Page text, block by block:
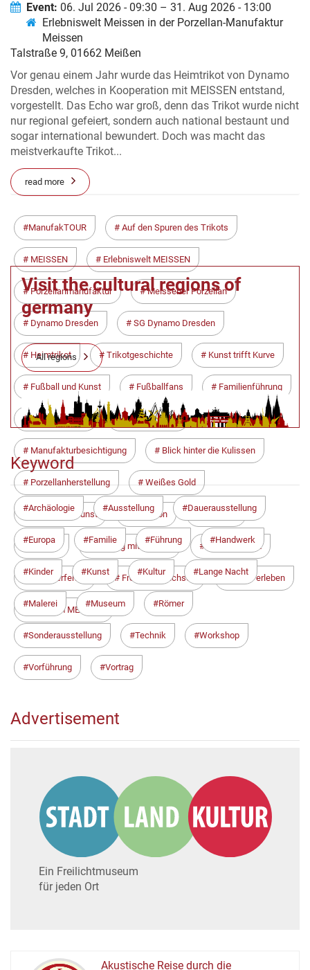
Event: 06. Jul 2026 - 09:30 – 31. Aug 2026 - 13:00
Erlebniswelt Meissen in der Porzellan-Manufaktur
Meissen
Talstraße 9, 01662 Meißen
Vor genau einem Jahr wurde das Heimtrikot von Dynamo
Dresden, welches in Kooperation mit MEISSEN entstand,
vorgestellt. Das Echo war groß, denn das Trikot wurde nicht
nur regional gefeiert, sondern auch national bestaunt und
sogar international bewundert. Doch was macht das
meistverkaufte Trikot...
read more
ManufakTOUR Auf den Spuren des Trikots
MEISSEN Erlebniswelt MEISSEN
Porzellanmanufaktur Meissener Porzellan
Dynamo Dresden SG Dynamo Dresden
Heimtrikot Trikotgeschichte Kunst trifft Kurve
Fußball und Kunst Fußballfans Familienführung
Sonderführung Werksführung
Manufakturbesichtigung Blick hinter die Kulissen
Porzellanherstellung Weißes Gold
Handwerkskunst Tradition Sachsen
Meißen Ausflug mit Kindern Familienevent
Sommerferien Freizeit in Sachsen Kultur erleben
Museum MEISSEN
< ZurückWeiter >
Visit the cultural regions of
germany
All regions
Keyword
Archäologie Ausstellung Dauerausstellung
Europa Familie Führung Handwerk
Kinder Kunst Kultur Lange Nacht
Malerei Museum Römer
Sonderausstellung Technik Workshop
Vorführung Vortrag
Advertisement
Ein Freilichtmuseum
für jeden Ort
Akustische Reise durch die